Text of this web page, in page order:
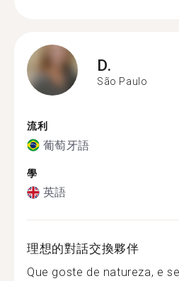
D.
São Paulo
流利
葡萄牙語
學
英語
理想的對話交換夥伴
Que goste de natureza, e